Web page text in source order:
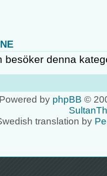
besöker denna
Powered by phpBB ©
translation by